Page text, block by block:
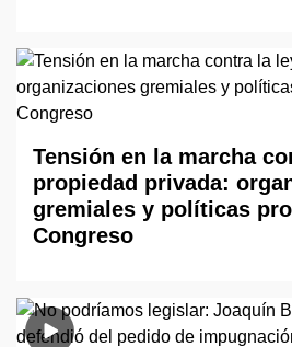
Tensión en la marcha
propiedad privada:
gremiales y políticas
Congreso